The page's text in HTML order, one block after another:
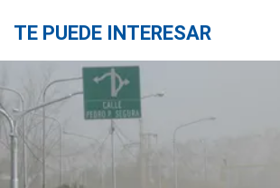
TE PUEDE INTERESAR